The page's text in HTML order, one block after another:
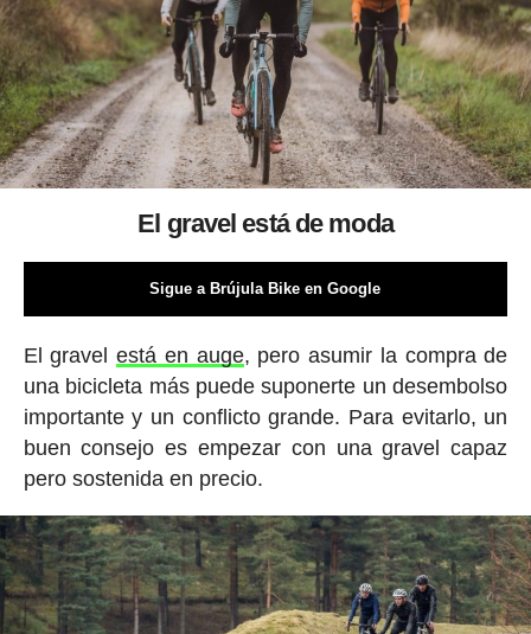
El gravel está de moda
Sigue a Brújula Bike en Google
El gravelestá en auge, pero asumir la compra de
una bicicleta más puede suponerte un desembolso
importante y un conflicto grande. Para evitarlo, un
buen consejo es empezar con una gravel capaz
pero sostenida en precio.